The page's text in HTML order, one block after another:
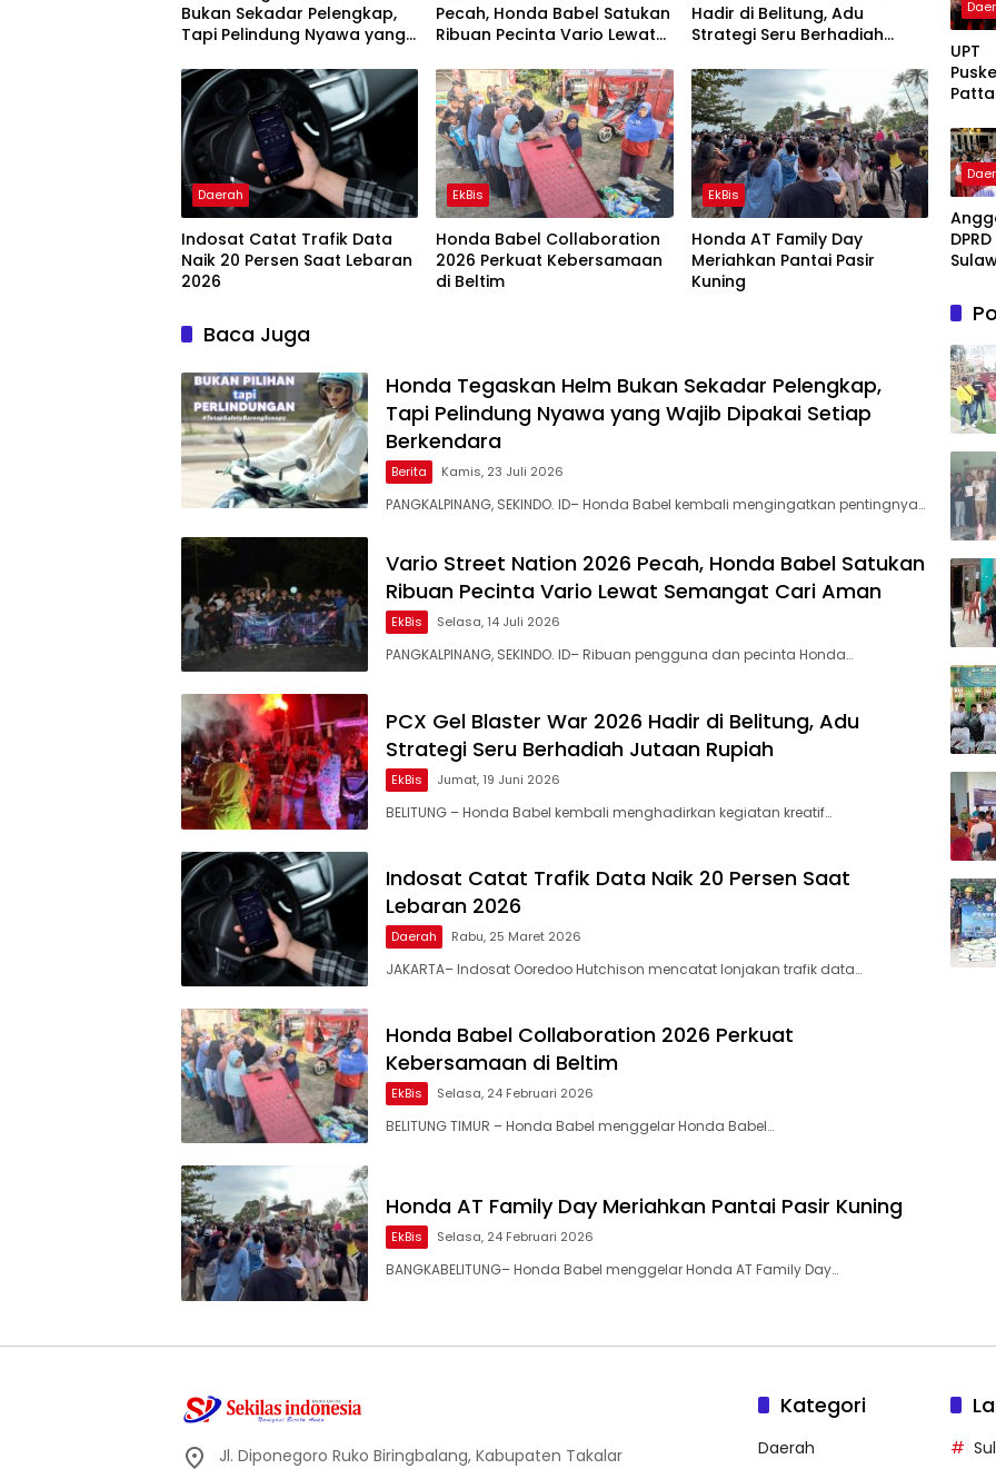
Bukan Sekadar Pelengkap,
Tapi Pelindung Nyawa yang
Berkendara
Pecah, Honda Babel Satukan
Ribuan Pecinta Vario Lewat
Hadir di Belitung, Adu
Strategi Seru Berhadiah
Daerah
Indosat Catat Trafik Data
Naik 20 Persen Saat Lebaran
2026
EkBis
Honda Babel Collaboration
2026 Perkuat Kebersamaan
di Beltim
EkBis
Honda AT Family Day
Meriahkan Pantai Pasir
Kuning
Baca Juga
Honda Tegaskan Helm Bukan Sekadar Pelengkap,
Tapi Pelindung Nyawa yang Wajib Dipakai Setiap
Berkendara
Berita Kamis, 23 Juli 2026
PANGKALPINANG, SEKINDO. ID– Honda Babel kembali mengingatkan pentingnya…
Vario Street Nation 2026 Pecah, Honda Babel Satukan
Ribuan Pecinta Vario Lewat Semangat Cari Aman
EkBis Selasa, 14 Juli 2026
PANGKALPINANG, SEKINDO. ID– Ribuan pengguna dan pecinta Honda…
PCX Gel Blaster War 2026 Hadir di Belitung, Adu
Strategi Seru Berhadiah Jutaan Rupiah
EkBis Jumat, 19 Juni 2026
BELITUNG – Honda Babel kembali menghadirkan kegiatan kreatif…
Indosat Catat Trafik Data Naik 20 Persen Saat
Lebaran 2026
Daerah Rabu, 25 Maret 2026
JAKARTA– Indosat Ooredoo Hutchison mencatat lonjakan trafik data…
Honda Babel Collaboration 2026 Perkuat
Kebersamaan di Beltim
EkBis Selasa, 24 Februari 2026
BELITUNG TIMUR – Honda Babel menggelar Honda Babel…
Honda AT Family Day Meriahkan Pantai Pasir Kuning
EkBis Selasa, 24 Februari 2026
BANGKABELITUNG– Honda Babel menggelar Honda AT Family Day…
UPT
Bukti
Fraksi
Beri
:
dan
Jl. Diponegoro Ruko Biringbalang, Kabupaten Takalar
Kategori
Daerah